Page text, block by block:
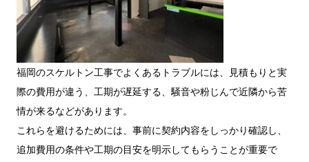
福岡のスケルトン工事でよくあるトラブルには、見積もりと実
際の費用が違う、工期が遅延する、騒音や粉じんで近隣から苦
情が来るなどがあります。
これらを避けるためには、事前に契約内容をしっかり確認し、
追加費用の条件や工期の目安を明示してもらうことが重要で